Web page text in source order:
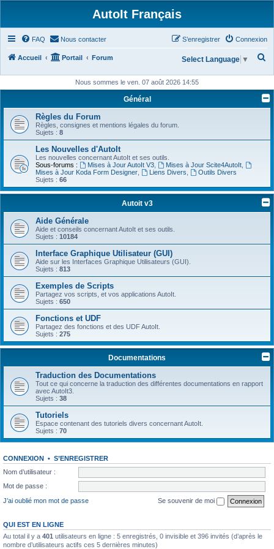
AutoIt Français
FAQ Nous contacter Connexion
S’enregistrer
Accueil Portail Forum
h
r
Select Language ▼
Nous sommes le ven. 07 août 2026 14:55
Général
Règles du Forum
Règles, consignes et mentions légales du forum.
Sujets : 8
Les Nouvelles d'AutoIt
Les nouvelles concernant AutoIt et ses outils.
Sous-forums :
Mises à Jour AutoIt V3, Mises à Jour Scite4AutoIt,
Mises à Jour Koda Form Designer
Liens Divers
Outils Divers
Sujets : 66
Autoit v3
Aide Générale
Aide et conseils concernant AutoIt et ses outils.
Sujets : 10184
Interface Graphique Utilisateur (GUI)
Aide sur les Interfaces Graphique Utilisateurs (GUI).
Sujets : 813
Exemples de Scripts
Partagez vos scripts, et vos applications AutoIt.
Sujets : 650
Fonctions et UDF
Partagez des fonctions et des UDF AutoIt.
Sujets : 275
Documentations
Traduction des Documentations
Tout ce qui concerne la traduction des différentes documentations en rapport
avec AutoIt3.
Sujets : 38
Tutoriels
Espace contenant des tutoriels divers concernant AutoIt.
Sujets : 70
CONNEXION • S’ENREGISTRER
Nom d’utilisateur :
Mot de passe :
J’ai oublié mon mot de passe
Se souvenir de moi
QUI EST EN LIGNE
Au total il y a 401 utilisateurs en ligne : 5 enregistrés, 0 invisible et 396 invités (d’après le
nombre d’utilisateurs actifs ces 5 dernières minutes)